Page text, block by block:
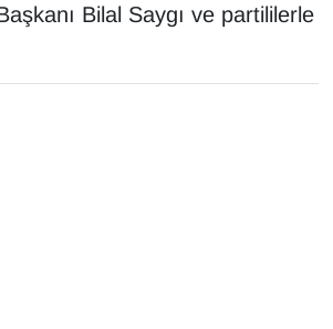
Bilal Saygı ve partililerle